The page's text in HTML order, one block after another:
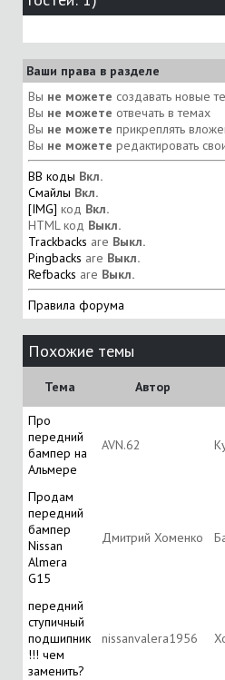
Ваши права в разделе
Вы не можете создавать новые
Вы не можете отвечать в темах
Вы не можете прикреплять
Вы не можете редактировать
BB коды Вкл.
Смайлы Вкл.
[IMG] код Вкл.
HTML код Выкл.
Trackbacks are Выкл.
Pingbacks are Выкл.
Refbacks are Выкл.
Правила форума
Похожие темы
Тема Автор
Про
передний
бампер на
Альмере
AVN.62
Продам
передний
бампер
Nissan
Almera
G15
Дмитрий Хоменко
передний
ступичный
подшипник
!!! чем
заменить?
nissanvalera1956